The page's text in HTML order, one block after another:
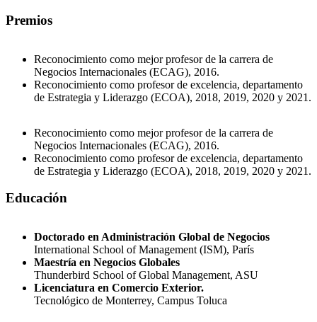
Premios
Reconocimiento como mejor profesor de la carrera de
Negocios Internacionales (ECAG), 2016.
Reconocimiento como profesor de excelencia, departamento
de Estrategia y Liderazgo (ECOA), 2018, 2019, 2020 y 2021.
Reconocimiento como mejor profesor de la carrera de
Negocios Internacionales (ECAG), 2016.
Reconocimiento como profesor de excelencia, departamento
de Estrategia y Liderazgo (ECOA), 2018, 2019, 2020 y 2021.
Educación
Doctorado en Administración Global de Negocios
International School of Management (ISM), París
Maestría en Negocios Globales
Thunderbird School of Global Management, ASU
Licenciatura en Comercio Exterior.
Tecnológico de Monterrey, Campus Toluca